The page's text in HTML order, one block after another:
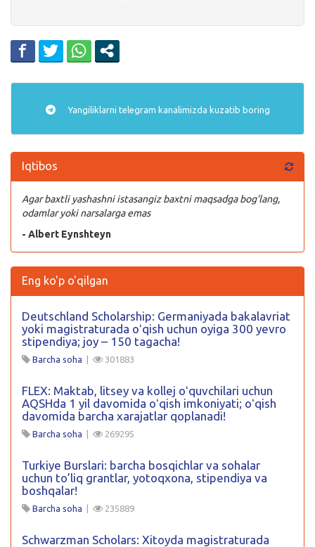
Yangiliklarni telegram kanalimizda kuzatib boring
Iqtibos
Agar baxtli yashashni istasangiz baxtni maqsadga bog’lang,
odamlar yoki narsalarga emas
- Albert Eynshteyn
Eng ko'p o'qilgan
Deutschland Scholarship: Germaniyada bakalavriat
yoki magistraturada oʻqish uchun oyiga 300 yevro
stipendiya; joy – 150 tagacha!
Barcha soha | 301883
FLEX: Maktab, litsey va kollej oʻquvchilari uchun
AQSHda 1 yil davomida oʻqish imkoniyati; oʻqish
davomida barcha xarajatlar qoplanadi!
Barcha soha | 269295
Turkiye Burslari: barcha bosqichlar va sohalar
uchun to’liq grantlar, yotoqxona, stipendiya va
boshqalar!
Barcha soha | 235889
Schwarzman Scholars: Xitoyda magistraturada